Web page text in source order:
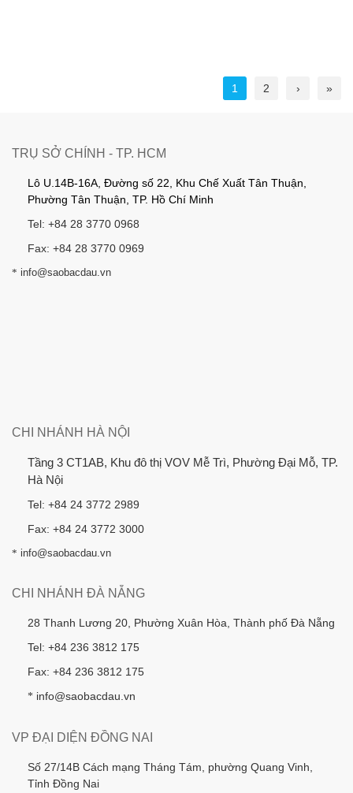
1 2 › »
TRỤ SỞ CHÍNH - TP. HCM
Lô U.14B-16A, Đường số 22, Khu Chế Xuất Tân Thuận,
Phường Tân Thuận, TP. Hồ Chí Minh
Tel: +84 28 3770 0968
Fax: +84 28 3770 0969
* info@saobacdau.vn
CHI NHÁNH HÀ NỘI
Tầng 3 CT1AB, Khu đô thị VOV Mễ Trì, Phường Đại Mỗ, TP.
Hà Nội
Tel: +84 24 3772 2989
Fax: +84 24 3772 3000
* info@saobacdau.vn
CHI NHÁNH ĐÀ NẴNG
28 Thanh Lương 20, Phường Xuân Hòa, Thành phố Đà Nẵng
Tel: +84 236 3812 175
Fax: +84 236 3812 175
* info@saobacdau.vn
VP ĐẠI DIỆN ĐỒNG NAI
Số 27/14B Cách mạng Tháng Tám, phường Quang Vinh,
Tỉnh Đồng Nai